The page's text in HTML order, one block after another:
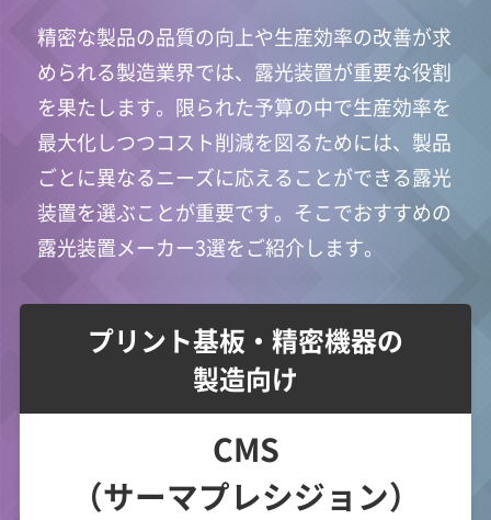
精密な製品の品質の向上や生産効率の改善が求
められる製造業界では、露光装置が重要な役割
を果たします。限られた予算の中で生産効率を
最大化しつつコスト削減を図るためには、製品
ごとに異なるニーズに応えることができる露光
装置を選ぶことが重要です。そこでおすすめの
露光装置メーカー3選をご紹介します。
プリント基板・精密機器の
製造向け
CMS
（サーマプレシジョン）